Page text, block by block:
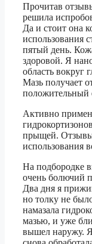
Прочитав
решила
Да и стоит она
использования
пятый день.
здоровой. Я
область вокруг
Мазь получает
положительный
Активно
прыщей. Отзывы
использования
На подбородке
очень болючий
Два дня я
но толку не
намазала
мазью, и уже
вышел наружу.